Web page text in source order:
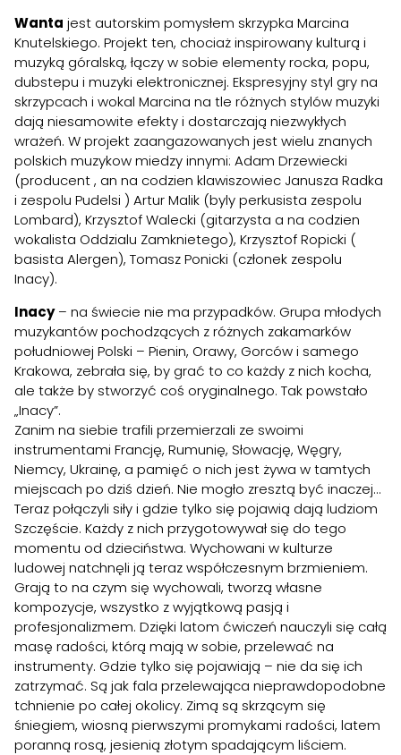
Wanta jest autorskim pomysłem skrzypka Marcina
Knutelskiego. Projekt ten, chociaż inspirowany kulturą i
muzyką góralską, łączy w sobie elementy rocka, popu,
dubstepu i muzyki elektronicznej. Ekspresyjny styl gry na
skrzypcach i wokal Marcina na tle różnych stylów muzyki
dają niesamowite efekty i dostarczają niezwykłych
wrażeń. W projekt zaangazowanych jest wielu znanych
polskich muzykow miedzy innymi: Adam Drzewiecki
(producent , an na codzien klawiszowiec Janusza Radka
i zespolu Pudelsi ) Artur Malik (byly perkusista zespolu
Lombard), Krzysztof Walecki (gitarzysta a na codzien
wokalista Oddzialu Zamknietego), Krzysztof Ropicki (
basista Alergen), Tomasz Ponicki (członek zespolu
Inacy).
Inacy– na świecie nie ma przypadków. Grupa młodych
muzykantów pochodzących z różnych zakamarków
południowej Polski – Pienin, Orawy, Gorców i samego
Krakowa, zebrała się, by grać to co każdy z nich kocha,
ale także by stworzyć coś oryginalnego. Tak powstało
„Inacy”.
Zanim na siebie trafili przemierzali ze swoimi
instrumentami Francję, Rumunię, Słowację, Węgry,
Niemcy, Ukrainę, a pamięć o nich jest żywa w tamtych
miejscach po dziś dzień. Nie mogło zresztą być inaczej…
Teraz połączyli siły i gdzie tylko się pojawią dają ludziom
Szczęście. Każdy z nich przygotowywał się do tego
momentu od dzieciństwa. Wychowani w kulturze
ludowej natchnęli ją teraz współczesnym brzmieniem.
Grają to na czym się wychowali, tworzą własne
kompozycje, wszystko z wyjątkową pasją i
profesjonalizmem. Dzięki latom ćwiczeń nauczyli się całą
masę radości, którą mają w sobie, przelewać na
instrumenty. Gdzie tylko się pojawiają – nie da się ich
zatrzymać. Są jak fala przelewająca nieprawdopodobne
tchnienie po całej okolicy. Zimą są skrzącym się
śniegiem, wiosną pierwszymi promykami radości, latem
poranną rosą, jesienią złotym spadającym liściem.